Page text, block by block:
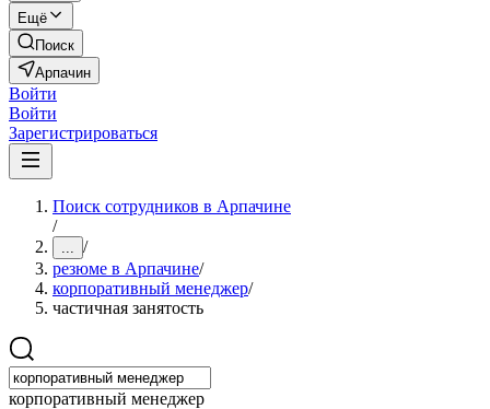
Ещё
Поиск
Арпачин
Войти
Войти
Зарегистрироваться
Поиск сотрудников в Арпачине
/
... /
резюме в Арпачине/
корпоративный менеджер/
частичная занятость
корпоративный менеджер